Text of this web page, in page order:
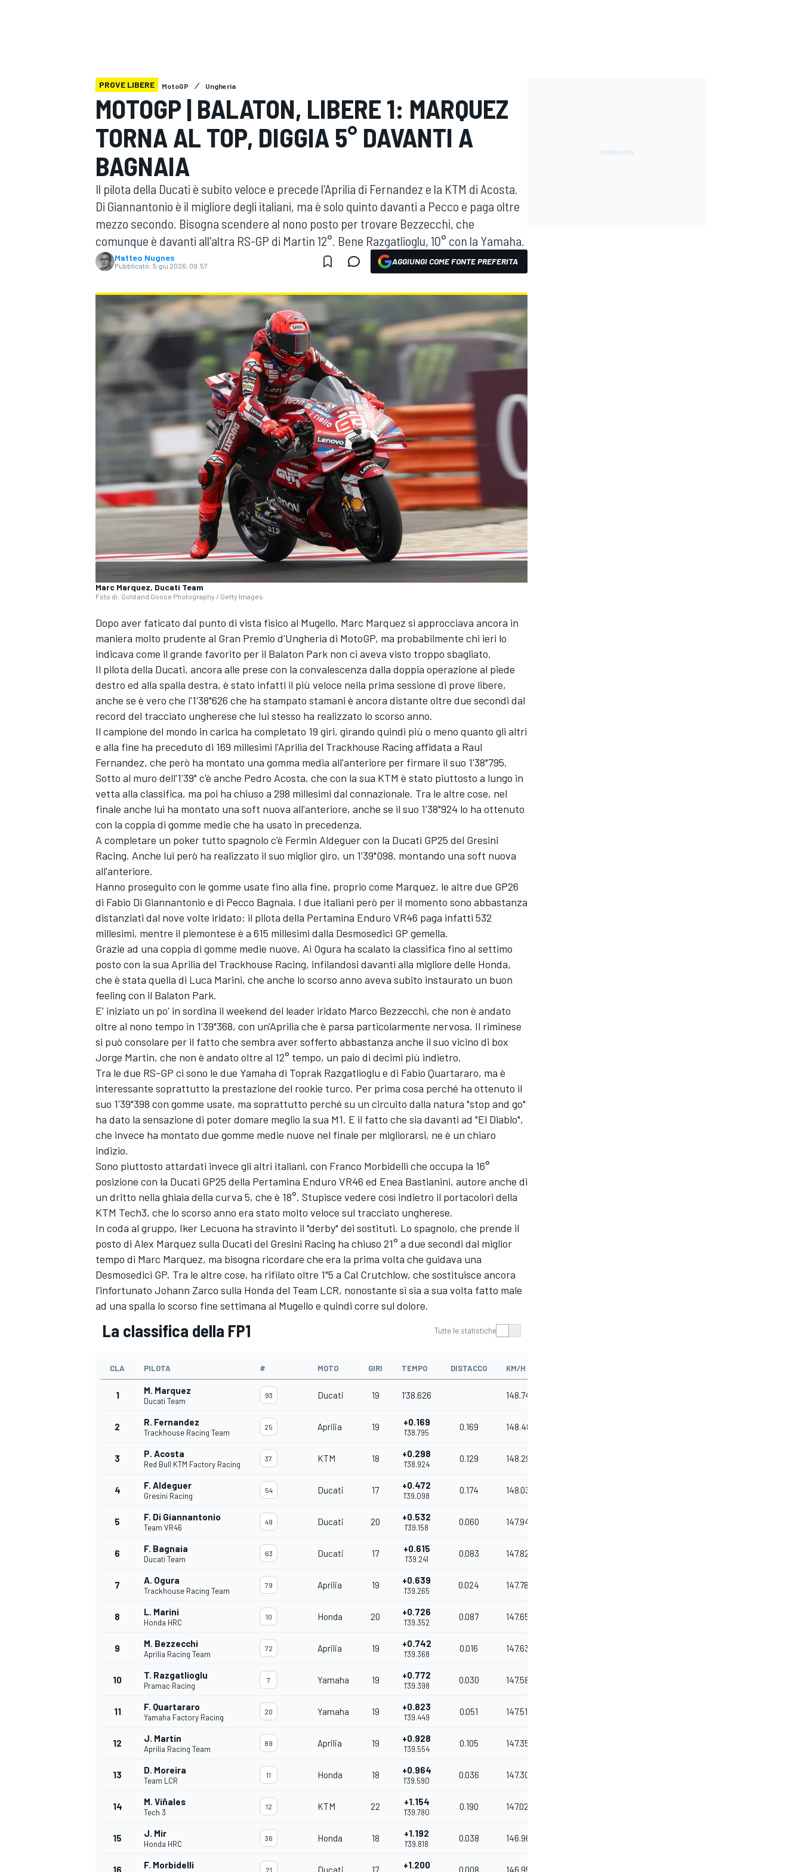
WRC
ENDURANCE/GT
PROVE LIBERE MotoGP Ungheria
MOTOGP | BALATON, LIBERE 1: MARQUEZ
TORNA AL TOP, DIGGIA 5° DAVANTI A
BAGNAIA
Il pilota della Ducati è subito veloce e precede l'Aprilia di Fernandez e la KTM di Acosta.
Di Giannantonio è il migliore degli italiani, ma è solo quinto davanti a Pecco e paga oltre
mezzo secondo. Bisogna scendere al nono posto per trovare Bezzecchi, che
comunque è davanti all'altra RS-GP di Martin 12°. Bene Razgatlioglu, 10° con la Yamaha.
Matteo Nugnes
Pubblicato: 5 giu 2026, 09:57 AGGIUNGI COME FONTE PREFERITA
Marc Marquez, Ducati Team
Foto di: Gold and Goose Photography / Getty Images
Dopo aver faticato dal punto di vista fisico al Mugello, Marc Marquez si approcciava ancora in
maniera molto prudente al Gran Premio d'Ungheria di MotoGP, ma probabilmente chi ieri lo
indicava come il grande favorito per il Balaton Park non ci aveva visto troppo sbagliato.
Il pilota della Ducati, ancora alle prese con la convalescenza dalla doppia operazione al piede
destro ed alla spalla destra, è stato infatti il più veloce nella prima sessione di prove libere,
anche se è vero che l'1'38"626 che ha stampato stamani è ancora distante oltre due secondi dal
record del tracciato ungherese che lui stesso ha realizzato lo scorso anno.
Il campione del mondo in carica ha completato 19 giri, girando quindi più o meno quanto gli altri
e alla fine ha preceduto di 169 millesimi l'Aprilia del Trackhouse Racing affidata a Raul
Fernandez, che però ha montato una gomma media all'anteriore per firmare il suo 1'38"795.
Sotto al muro dell'1'39" c'è anche Pedro Acosta, che con la sua KTM è stato piuttosto a lungo in
vetta alla classifica, ma poi ha chiuso a 298 millesimi dal connazionale. Tra le altre cose, nel
finale anche lui ha montato una soft nuova all'anteriore, anche se il suo 1'38"924 lo ha ottenuto
con la coppia di gomme medie che ha usato in precedenza.
A completare un poker tutto spagnolo c'è Fermin Aldeguercon la Ducati GP25 del Gresini
Racing. Anche lui però ha realizzato il suo miglior giro, un 1'39"098, montando una soft nuova
all'anteriore.
Hanno proseguito con le gomme usate fino alla fine, proprio come Marquez, le altre due GP26
di Fabio Di Giannantonio e di Pecco Bagnaia. I due italiani però per il momento sono abbastanza
distanziati dal nove volte iridato: il pilota della Pertamina Enduro VR46 paga infatti 532
millesimi, mentre il piemontese è a 615 millesimi dalla Desmosedici GP gemella.
Grazie ad una coppia di gomme medie nuove, Ai Ogura ha scalato la classifica fino al settimo
posto con la sua Aprilia del Trackhouse Racing, infilandosi davanti alla migliore delle Honda,
che è stata quella di Luca Marini, che anche lo scorso anno aveva subito instaurato un buon
feeling con il Balaton Park.
E' iniziato un po' in sordina il weekend del leader iridato Marco Bezzecchi, che non è andato
oltre al nono tempo in 1'39"368, con un'Aprilia che è parsa particolarmente nervosa. Il riminese
si può consolare per il fatto che sembra aver sofferto abbastanza anche il suo vicino di box
Jorge Martin, che non è andato oltre al 12° tempo, un paio di decimi più indietro.
Tra le due RS-GP ci sono le due Yamaha di Toprak Razgatlioglu e di Fabio Quartararo, ma è
interessante soprattutto la prestazione del rookie turco. Per prima cosa perché ha ottenuto il
suo 1'39"398 con gomme usate, ma soprattutto perché su un circuito dalla natura "stop and go"
ha dato la sensazione di poter domare meglio la sua M1. E il fatto che sia davanti ad "El Diablo",
che invece ha montato due gomme medie nuove nel finale per migliorarsi, ne è un chiaro
indizio.
Sono piuttosto attardati invece gli altri italiani, con Franco Morbidelli che occupa la 16°
posizione con la Ducati GP25 della Pertamina Enduro VR46 ed Enea Bastianini, autore anche di
un dritto nella ghiaia della curva 5, che è 18°. Stupisce vedere così indietro il portacolori della
KTM Tech3, che lo scorso anno era stato molto veloce sul tracciato ungherese.
In coda al gruppo, Iker Lecuona ha stravinto il "derby" dei sostituti. Lo spagnolo, che prende il
posto di Alex Marquez sulla Ducati del Gresini Racing ha chiuso 21° a due secondi dal miglior
tempo di Marc Marquez, ma bisogna ricordare che era la prima volta che guidava una
Desmosedici GP. Tra le altre cose, ha rifilato oltre 1"5 a Cal Crutchlow, che sostituisce ancora
l'infortunato Johann Zarco sulla Honda del Team LCR, nonostante si sia a sua volta fatto male
ad una spalla lo scorso fine settimana al Mugello e quindi corre sul dolore.
La classifica della FP1 Tutte le statistiche
CLA PILOTA # MOTO GIRI TEMPO DISTACCO KM/H
1 M. Marquez
Ducati Team
93 Ducati 19 1'38.626 148.743
2 R. Fernandez
Trackhouse Racing Team
25 Aprilia 19 +0.169
1'38.795
0.169 148.489
3 P. Acosta
Red Bull KTM Factory Racing
37 KTM 18 +0.298
1'38.924
0.129 148.295
4 F. Aldeguer
Gresini Racing
54 Ducati 17 +0.472
1'39.098
0.174 148.035
5 F. Di Giannantonio
Team VR46
49 Ducati 20 +0.532
1'39.158
0.060 147.945
6 F. Bagnaia
Ducati Team
63 Ducati 17 +0.615
1'39.241
0.083 147.821
7 A. Ogura
Trackhouse Racing Team
79 Aprilia 19 +0.639
1'39.265
0.024 147.786
8 L. Marini
Honda HRC
10 Honda 20 +0.726
1'39.352
0.087 147.656
9 M. Bezzecchi
Aprilia Racing Team
72 Aprilia 19 +0.742
1'39.368
0.016 147.633
10 T. Razgatlioglu
Pramac Racing
7 Yamaha 19 +0.772
1'39.398
0.030 147.588
11 F. Quartararo
Yamaha Factory Racing
20 Yamaha 19 +0.823
1'39.449
0.051 147.512
12 J. Martin
Aprilia Racing Team
89 Aprilia 19 +0.928
1'39.554
0.105 147.357
13 D. Moreira
Team LCR
11 Honda 18 +0.964
1'39.590
0.036 147.303
14 M. Viñales
Tech 3
12 KTM 22 +1.154
1'39.780
0.190 147.023
15 J. Mir
Honda HRC
36 Honda 18 +1.192
1'39.818
0.038 146.967
16 F. Morbidelli 21 Ducati 17 +1.200 0.008 146.955